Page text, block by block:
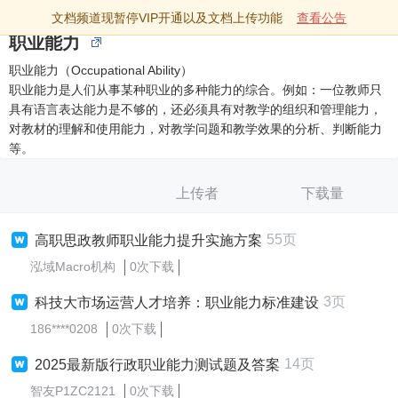
文档频道现暂停VIP开通以及文档上传功能 查看公告
职业能力
职业能力（Occupational Ability）
职业能力是人们从事某种职业的多种能力的综合。例如：一位教师只
具有语言表达能力是不够的，还必须具有对教学的组织和管理能力，
对教材的理解和使用能力，对教学问题和教学效果的分析、判断能力
等。
上传者 下载量
高职思政教师职业能力提升实施方案 55页
泓域Macro机构 0次下载
科技大市场运营人才培养：职业能力标准建设 3页
186****0208 0次下载
2025最新版行政职业能力测试题及答案 14页
智友P1ZC2121 0次下载